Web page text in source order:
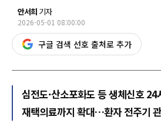
안서희 기자
2026-05-01 08:00:00
구글 검색 선호 출처로 추가
심전도·산소포화도 등 생체신호 24
재택의료까지 확대…환자 전주기